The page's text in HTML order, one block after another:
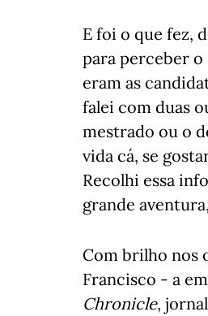
E foi o que fez,
para perceber o
eram as
falei com duas
mestrado ou o
vida cá, se
Recolhi essa
grande
Com brilho nos
Francisco - a
Chronicle,